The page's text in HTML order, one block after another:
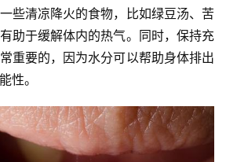
些清凉降火的食物，比如绿豆汤、苦
助于缓解体内的热气。同时，保持充
重要的，因为水分可以帮助身体排出
性。